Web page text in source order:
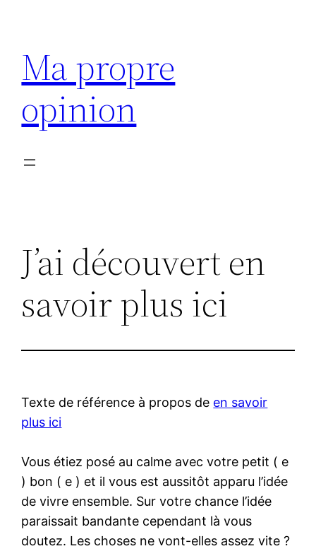
contenu
Ma propre
opinion
J’ai découvert en
savoir plus ici
Texte de référence à propos de en savoir
plus ici
Vous étiez posé au calme avec votre petit ( e
) bon ( e ) et il vous est aussitôt apparu l’idée
de vivre ensemble. Sur votre chance l’idée
paraissait bandante cependant là vous
doutez. Les choses ne vont-elles assez vite ?